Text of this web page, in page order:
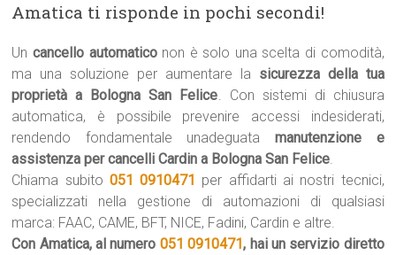
Amatica ti risponde in pochi secondi!
Uncancello automaticonon è solo una scelta di comodità,
ma una soluzione per aumentare la sicurezza della tua
proprietà a Bologna San Felice. Con sistemi di chiusura
automatica, è possibile prevenire accessi indesiderati,
rendendo fondamentale unadeguatamanutenzione e
assistenza per cancelli Cardin a Bologna San Felice.
Chiama subito 051 0910471 per affidarti ai nostri tecnici,
specializzati nella gestione di automazioni di qualsiasi
marca: FAAC, CAME, BFT, NICE, Fadini, Cardin e altre.
Con Amatica, al numero 051 0910471, hai un servizio diretto